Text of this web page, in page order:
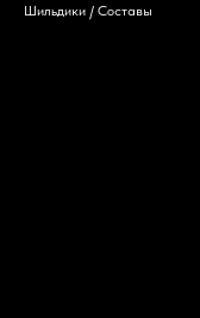
Шильдики / Составы